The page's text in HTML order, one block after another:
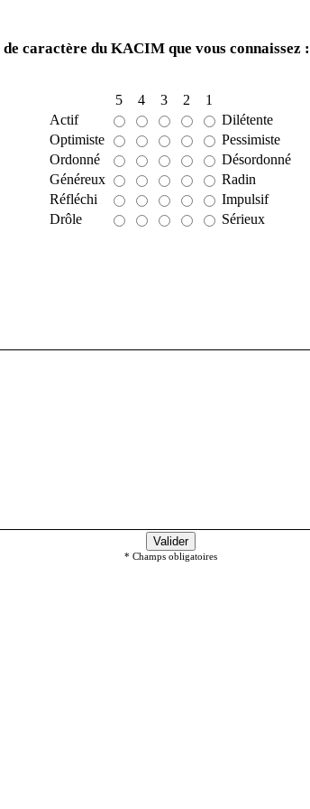
caractère du KACIM que vous connaissez :
5 4 3 2
1
Actif
Dilétente
Optimiste
Pessimiste
Ordonné
Désordonné
Généreux
Radin
Réfléchi
Impulsif
Drôle
Sérieux
* Champs obligatoires